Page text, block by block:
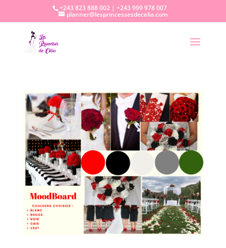
+243 823 888 002 | +243 999 978 007
planner@lesprincessesdecelia.com